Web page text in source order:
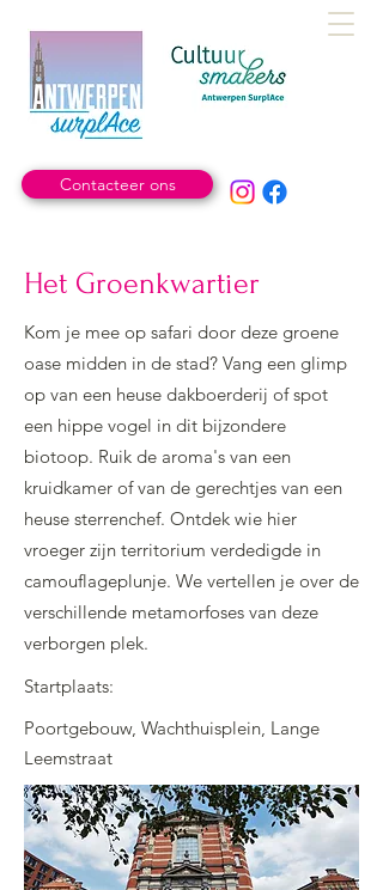
Contacteer ons
Het Groenkwartier
Kom je mee op safari door deze groene
oase midden in de stad? Vang een glimp
op van een heuse dakboerderij of spot
een hippe vogel in dit bijzondere
biotoop. Ruik de aroma's van een
kruidkamer of van de gerechtjes van een
heuse sterrenchef. Ontdek wie hier
vroeger zijn territorium verdedigde in
camouflageplunje. We vertellen je over de
verschillende metamorfoses van deze
verborgen plek.
Startplaats:
Poortgebouw, Wachthuisplein, Lange
Leemstraat